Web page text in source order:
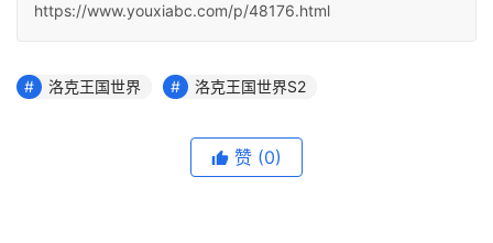
https://www.youxiabc.com/p/48176.html
洛克王国世界 洛克王国世界S2
赞 (0)